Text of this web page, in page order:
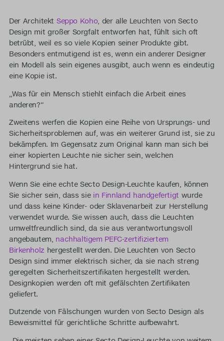
Der Architekt Seppo Koho, der alle Leuchten von Secto
Design mit großer Sorgfalt entworfen hat, fühlt sich oft
betrübt, weil es so viele Kopien seiner Produkte gibt.
Besonders entmutigend ist es, wenn ein anderer Designer
ein Modell als sein eigenes ausgibt, auch wenn es eindeutig
eine Kopie ist.
„Was für ein Mensch stiehlt einfach die Arbeit eines
anderen?“
Zweitens werfen die Kopien eine Reihe von Ursprungs- und
Sicherheitsproblemen auf, was ein weiterer Grund ist, sie zu
bekämpfen. Im Gegensatz zum Original kann man sich bei
einer kopierten Leuchte nie sicher sein, welchen
Hintergrund sie hat.
Wenn Sie eine echte Secto Design-Leuchte kaufen, können
Sie sicher sein, dass sie in Finnland handgefertigt wurde
und dass keine Kinder- oder Sklavenarbeit zur Herstellung
verwendet wurde. Sie wissen auch, dass die Leuchten
umweltfreundlich sind, da sie aus verantwortungsvoll
angebautem, nachhaltigem PEFC-zertifiziertem
Birkenholz hergestellt werden. Die Leuchten von Secto
Design sind immer elektrisch sicher, da sie nach streng
geregelten Sicherheitszertifikaten hergestellt werden.
Designkopien werden oft mit gefälschten Zertifikaten
geliefert.
Dutzende von Fälschungen wurden von Secto Design als
Beweismittel für gerichtliche Schritte aufbewahrt.